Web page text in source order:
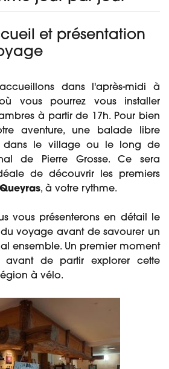
et présentation
dans l'après-midi à
où vous pourrez vous installer
à partir de 17h. Pour bien
aventure, une balade libre
dans le village ou le long de
de Pierre Grosse. Ce sera
de découvrir les premiers
Queyras, à votre rythme.
vous présenterons en détail le
voyage avant de savourer un
ensemble. Un premier moment
avant de partir explorer cette
à vélo.